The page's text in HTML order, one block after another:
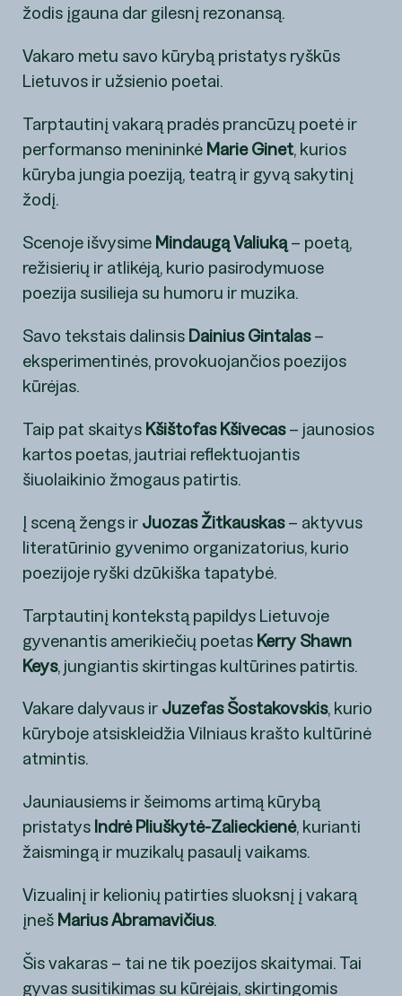
žodis įgauna dar gilesnį rezonansą.
Vakaro metu savo kūrybą pristatys ryškūs
Lietuvos ir užsienio poetai.
Tarptautinį vakarą pradės prancūzų poetė ir
performanso menininkė Marie Ginet, kurios
kūryba jungia poeziją, teatrą ir gyvą sakytinį
žodį.
Scenoje išvysime Mindaugą Valiuką– poetą,
režisierių ir atlikėją, kurio pasirodymuose
poezija susilieja su humoru ir muzika.
Savo tekstais dalinsis Dainius Gintalas–
eksperimentinės, provokuojančios poezijos
kūrėjas.
Taip pat skaitys Kšištofas Kšivecas– jaunosios
kartos poetas, jautriai reflektuojantis
šiuolaikinio žmogaus patirtis.
Į sceną žengs ir Juozas Žitkauskas– aktyvus
literatūrinio gyvenimo organizatorius, kurio
poezijoje ryški dzūkiška tapatybė.
Tarptautinį kontekstą papildys Lietuvoje
gyvenantis amerikiečių poetas Kerry Shawn
Keys, jungiantis skirtingas kultūrines patirtis.
Vakare dalyvaus ir Juzefas Šostakovskis, kurio
kūryboje atsiskleidžia Vilniaus krašto kultūrinė
atmintis.
Jauniausiems ir šeimoms artimą kūrybą
pristatys Indrė Pliuškytė-Zalieckienė, kurianti
žaismingą ir muzikalų pasaulį vaikams.
Vizualinį ir kelionių patirties sluoksnį į vakarą
įneš Marius Abramavičius.
Šis vakaras – tai ne tik poezijos skaitymai. Tai
gyvas susitikimas su kūrėjais, skirtingomis